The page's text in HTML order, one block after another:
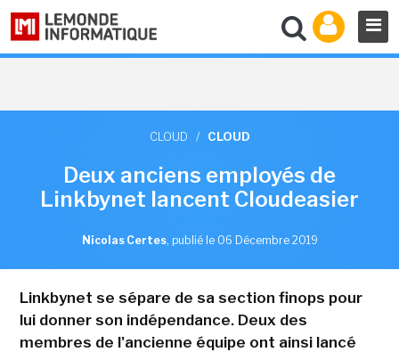
CLOUD / CLOUD
Deux anciens employés de
Linkbynet lancent Cloudeasier
Nicolas Certes, publié le 06 Décembre 2019
Linkbynet se sépare de sa section finops pour
lui donner son indépendance. Deux des
membres de l'ancienne équipe ont ainsi lancé